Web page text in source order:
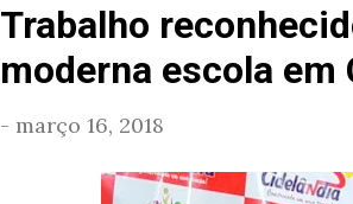
Trabalho
moderna escola em
- março 16, 2018